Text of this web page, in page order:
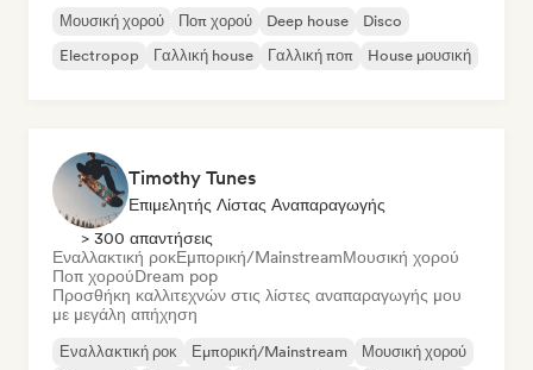
Μουσική χορού Ποπ χορού Deep house
Disco
Electropop
Γαλλική house Γαλλική ποπ House μουσική
Timothy Tunes
Επιμελητής Λίστας Αναπαραγωγής
> 300 απαντήσεις
Εναλλακτική ροκΕμπορική/MainstreamΜουσική χορού
Ποπ χορούDream pop
Προσθήκη καλλιτεχνών στις λίστες αναπαραγωγής μου
με μεγάλη απήχηση
Εναλλακτική ροκ Εμπορική/Mainstream
Μουσική χορού